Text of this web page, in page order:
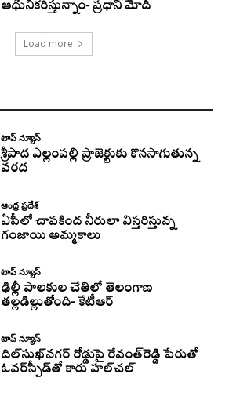
ఆధునీకరిస్తున్నాం- ప్రధాని మోదీ
Load more
టాప్ న్యూస్
శ్రీపాద ఎల్లంపల్లి ప్రాజెక్టుకు కొనసాగుతున్న
వరద
ఆంధ్ర ప్రదేశ్
ఏపీలో చాపకింద నీరులా విస్తరిస్తున్న
గంజాయి అమ్మకాలు
టాప్ న్యూస్
ఢిల్లీ పాలకుల చేతిలో తెలంగాణ
తల్లడిల్లుతోంది- కేటీఆర్
టాప్ న్యూస్
దిల్‌సుఖ్‌నగర్‌ రోడ్డుపై రేవంత్‌రెడ్డి పేరుతో
ఓవర్‌స్పీడ్‌తో కారు హల్‌చల్‌